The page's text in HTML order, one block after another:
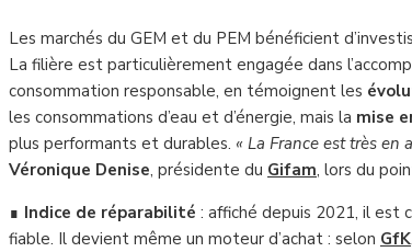
Les marchés du GEM et du PEM bénéficient
La filière est particulièrement engagée dans
consommation responsable, en témoignent les
les consommations d’eau et d’énergie, mais la mise
plus performants et durables. « La France est très en
Véronique Denise, présidente du Gifam, lors du
∎ Indice de réparabilité : affiché depuis 2021, il est
fiable. Il devient même un moteur d’achat : selon GfK